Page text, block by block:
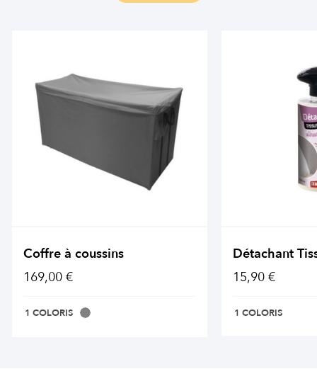
Coffre à coussins
169,00 €
1 COLORIS
Détachant
15,90 €
1 COLORIS